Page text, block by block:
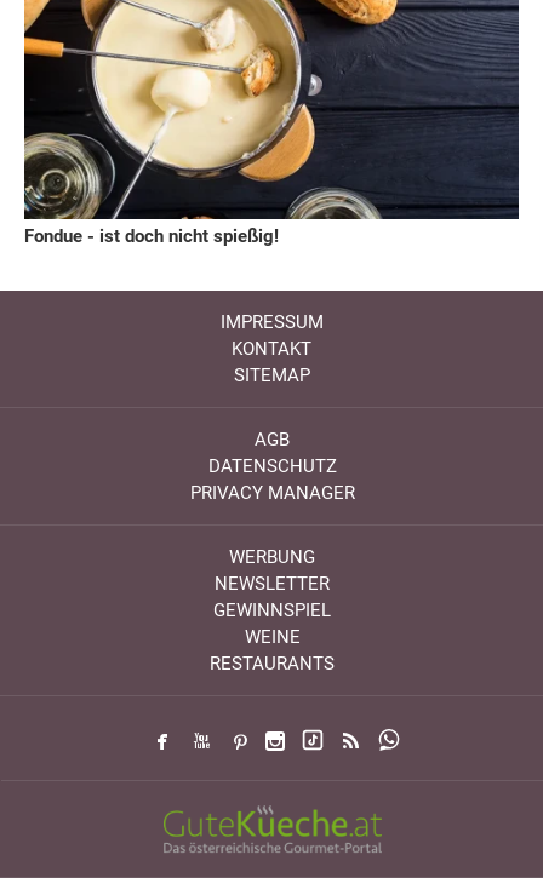
Fondue - ist doch nicht spießig!
IMPRESSUM
KONTAKT
SITEMAP
AGB
DATENSCHUTZ
PRIVACY MANAGER
WERBUNG
NEWSLETTER
GEWINNSPIEL
WEINE
RESTAURANTS